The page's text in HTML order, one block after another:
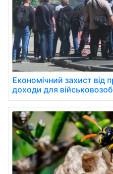
Економічний захист від
доходи для